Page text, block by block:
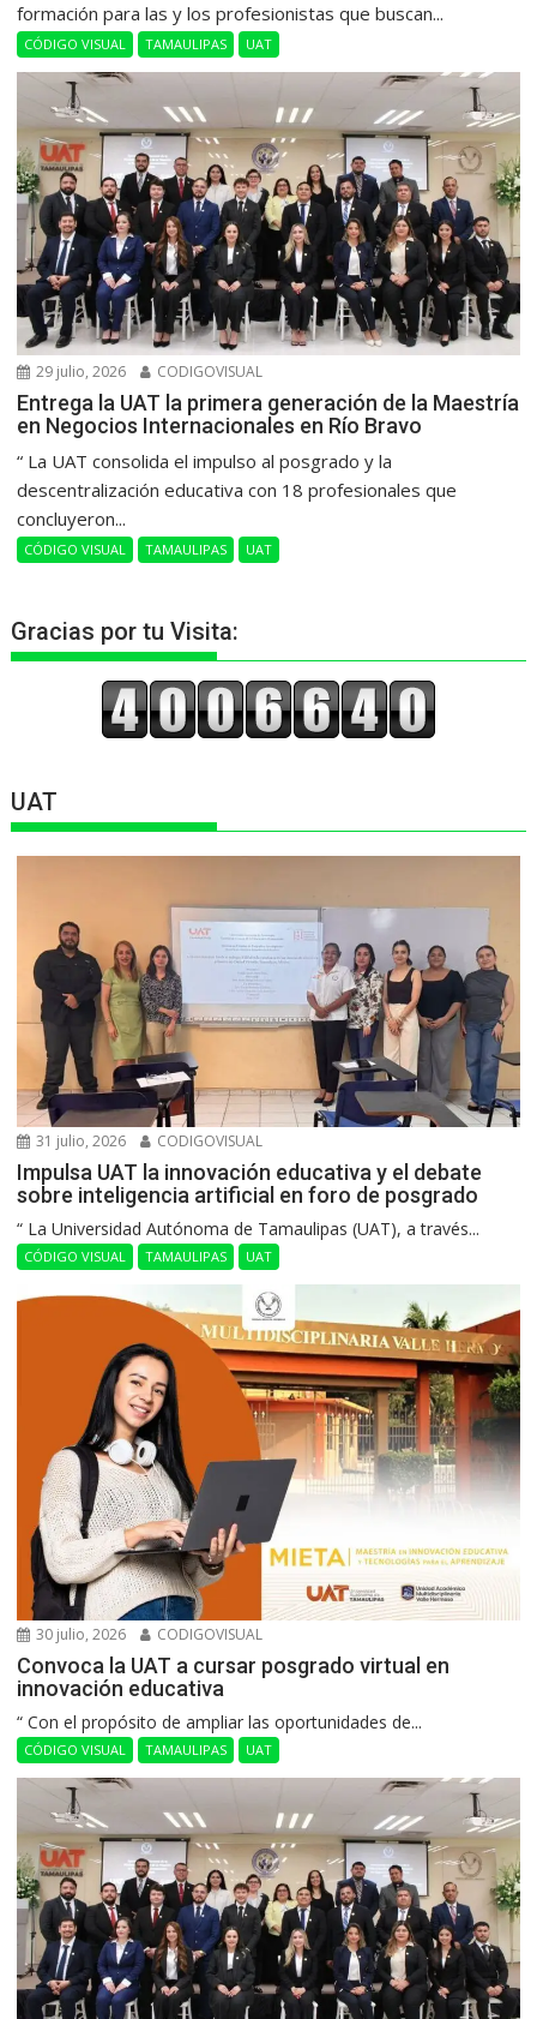
formación para las y los profesionistas que buscan...
CÓDIGO VISUAL TAMAULIPAS UAT
29 julio, 2026 CODIGOVISUAL
Entrega la UAT la primera generación de la Maestría
en Negocios Internacionales en Río Bravo
“ La UAT consolida el impulso al posgrado y la
descentralización educativa con 18 profesionales que
concluyeron...
CÓDIGO VISUAL TAMAULIPAS UAT
Gracias por tu Visita:
UAT
31 julio, 2026 CODIGOVISUAL
Impulsa UAT la innovación educativa y el debate
sobre inteligencia artificial en foro de posgrado
“ La Universidad Autónoma de Tamaulipas (UAT), a través...
CÓDIGO VISUAL TAMAULIPAS UAT
30 julio, 2026 CODIGOVISUAL
Convoca la UAT a cursar posgrado virtual en
innovación educativa
“ Con el propósito de ampliar las oportunidades de...
CÓDIGO VISUAL TAMAULIPAS UAT